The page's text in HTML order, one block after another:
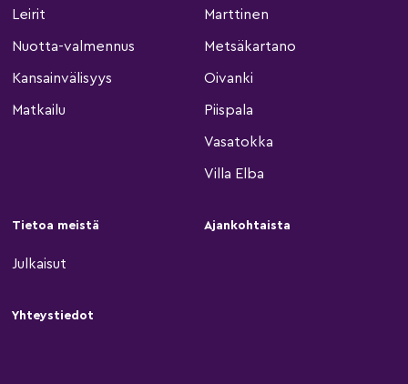
Leirit
Nuotta-valmennus
Kansainvälisyys
Matkailu
Marttinen
Metsäkartano
Oivanki
Piispala
Vasatokka
Villa Elba
Tietoa meistä
Julkaisut
Ajankohtaista
Yhteystiedot